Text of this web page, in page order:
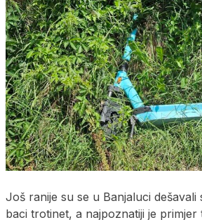
Još ranije su se u Banjaluci dešavali
baci trotinet, a najpoznatiji je primjer